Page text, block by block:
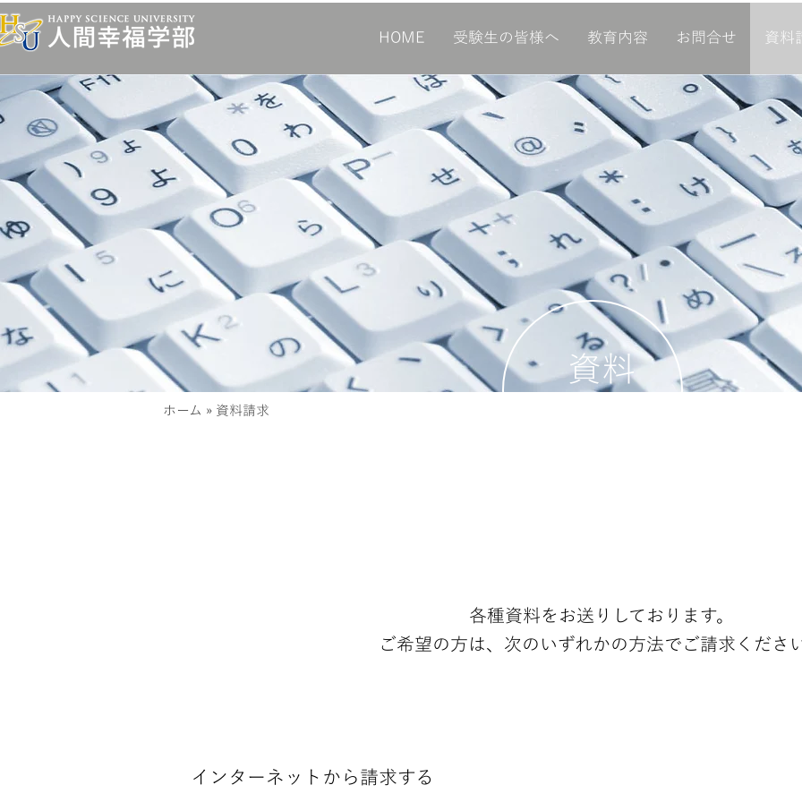
HAPPY SCIENCE UNIVERSITY
​人間幸福学部 HOME 受験生の皆様へ 教育内容 お問合せ 資料
資料
ホーム » 資料請求
各種資料をお送りしております。
ご希望の方は、次のいずれかの方法でご請求くださ
インターネットから請求する